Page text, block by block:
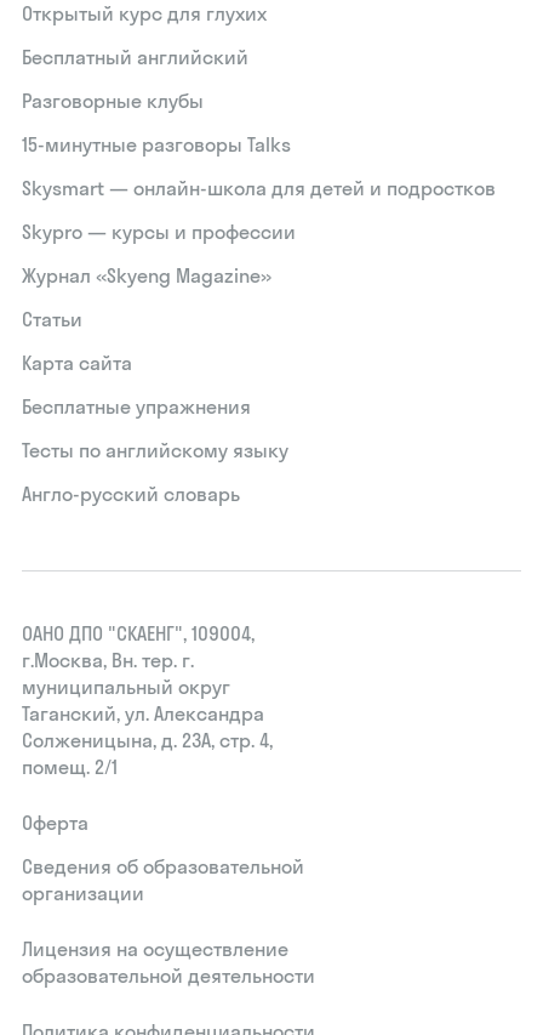
Открытый курс для глухих
Бесплатный английский
Разговорные клубы
15‑минутные разговоры Talks
Skysmart — онлайн-школа для детей и подростков
Skypro — курсы и профессии
Журнал «Skyeng Magazine»
Статьи
Карта сайта
Бесплатные упражнения
Тесты по английскому языку
Англо-русский словарь
ОАНО ДПО "СКАЕНГ", 109004,
г.Москва, Вн. тер. г.
муниципальный округ
Таганский, ул. Александра
Солженицына, д. 23А, стр. 4,
помещ. 2/1
Оферта
Сведения об образовательной
организации
Лицензия на осуществление
образовательной деятельности